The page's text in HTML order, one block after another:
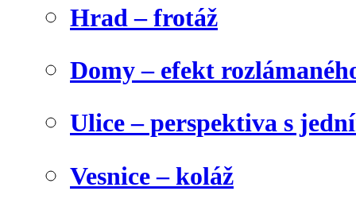
Hrad – frotáž
Domy – efekt
Ulice – perspektiva s
Vesnice – koláž